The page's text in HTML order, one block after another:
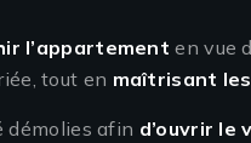
l’appartement en vue
tout en maîtrisant
démolies afin d’ouvrir le